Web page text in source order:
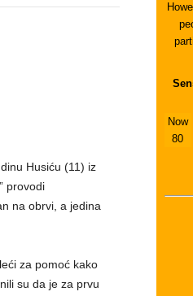
Husiću (11) iz
provodi
na obrvi, a jedina
za pomoć kako
su da je za prvu
Now
80